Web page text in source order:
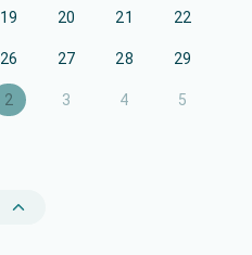
19 20 21 22
26 27 28 29
2 3 4 5